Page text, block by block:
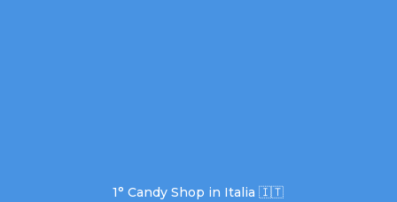
1° Candy Shop in Italia 🇮🇹